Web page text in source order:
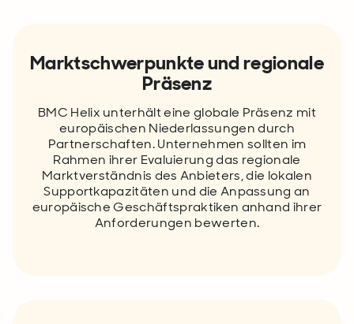
Marktschwerpunkte und regionale
Präsenz
BMC Helix unterhält eine globale Präsenz mit
europäischen Niederlassungen durch
Partnerschaften. Unternehmen sollten im
Rahmen ihrer Evaluierung das regionale
Marktverständnis des Anbieters, die lokalen
Supportkapazitäten und die Anpassung an
europäische Geschäftspraktiken anhand ihrer
Anforderungen bewerten.